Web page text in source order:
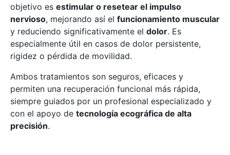
objetivo es estimular o resetear el impulso
nervioso, mejorando así el funcionamiento muscular
y reduciendo significativamente el dolor. Es
especialmente útil en casos de dolor persistente,
rigidez o pérdida de movilidad.
Ambos tratamientos son seguros, eficaces y
permiten una recuperación funcional más rápida,
siempre guiados por un profesional especializado y
con el apoyo de tecnología ecográfica de alta
precisión.